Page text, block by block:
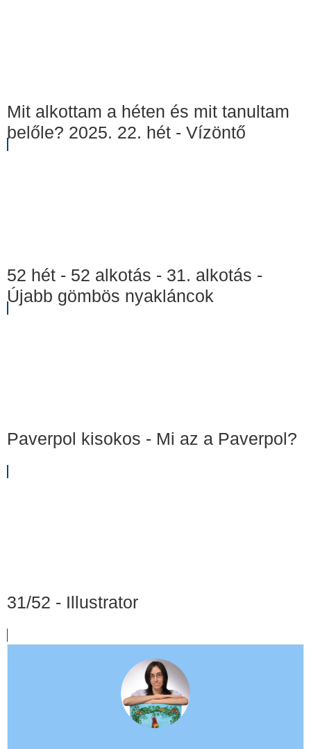
Mit alkottam a héten és mit tanultam
belőle? 2025. 22. hét - Vízöntő
52 hét - 52 alkotás - 31. alkotás -
Újabb gömbös nyakláncok
Paverpol kisokos - Mi az a Paverpol?
31/52 - Illustrator